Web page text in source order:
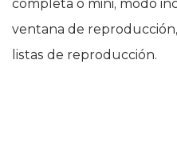
completa o mini, modo
ventana de
listas de reproducción.